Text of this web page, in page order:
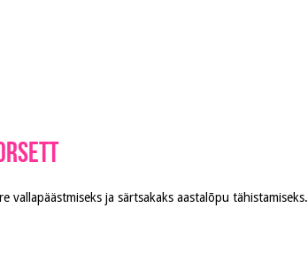
vallapäästmiseks ja särtsakaks aastalõpu tähistamiseks.